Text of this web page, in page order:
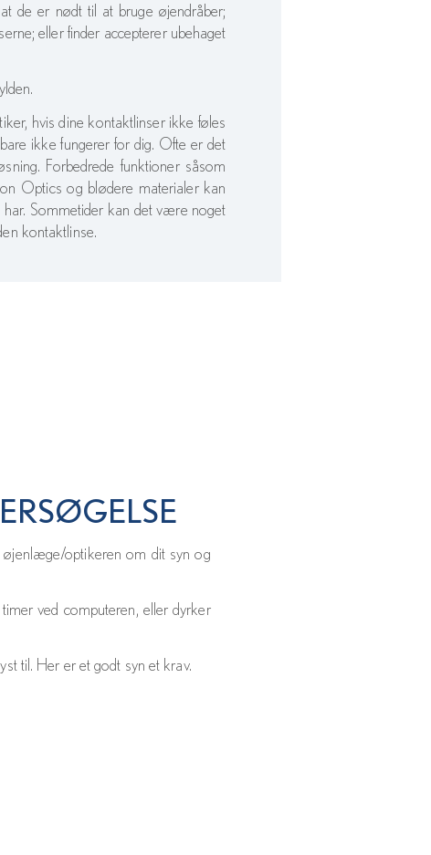
de er nødt til at bruge øjendråber;
eller finder accepterer ubehaget
hvis dine kontaktlinser ikke føles
ikke fungerer for dig. Ofte er det
Forbedrede funktioner såsom
Optics og blødere materialer kan
Sommetider kan det være noget
kontaktlinse.
optikeren om dit syn og
ved computeren, eller dyrker
til. Her er et godt syn et krav.